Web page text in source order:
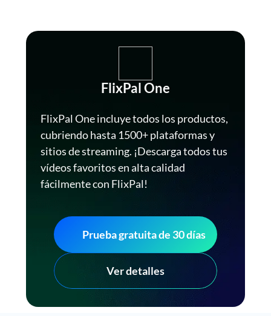
FlixPal One
FlixPal One incluye todos los productos,
cubriendo hasta 1500+ plataformas y
sitios de streaming. ¡Descarga todos tus
vídeos favoritos en alta calidad
fácilmente con FlixPal!
Prueba gratuita de 30 días
Ver detalles